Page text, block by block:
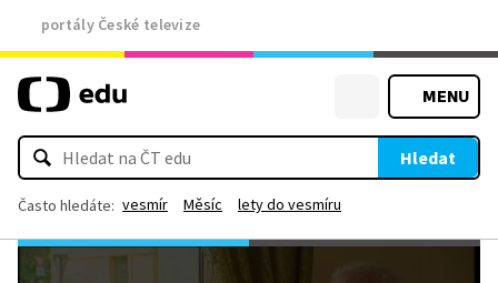
portály České televize
MENU
Hledat
Často hledáte: vesmír Měsíc lety do vesmíru